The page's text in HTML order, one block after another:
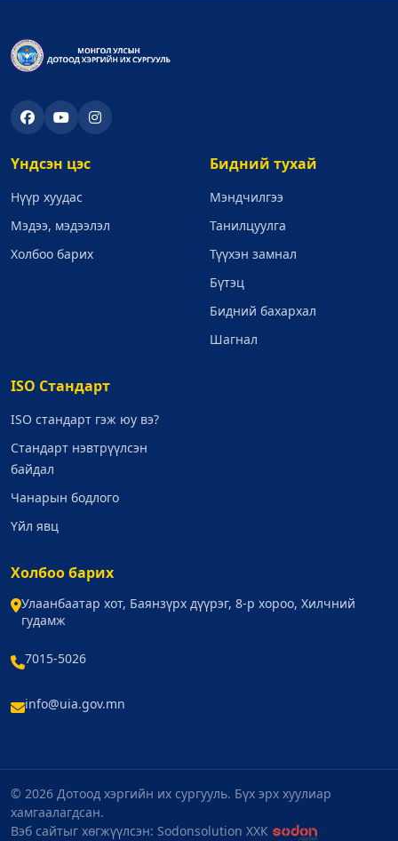
Үндсэн цэс
Нүүр хуудас
Мэдээ, мэдээлэл
Холбоо барих
Бидний тухай
Мэндчилгээ
Танилцуулга
Түүхэн замнал
Бүтэц
Бидний бахархал
Шагнал
ISO Стандарт
ISO стандарт гэж юу вэ?
Стандарт нэвтрүүлсэн
байдал
Чанарын бодлого
Үйл явц
Холбоо барих
Улаанбаатар хот, Баянзүрх дүүрэг, 8-р хороо, Хилчний
гудамж
7015-5026
info@uia.gov.mn
© 2026 Дотоод хэргийн их сургууль. Бүх эрх хуулиар
хамгаалагдсан.
Вэб сайтыг хөгжүүлсэн: Sodonsolution ХХК